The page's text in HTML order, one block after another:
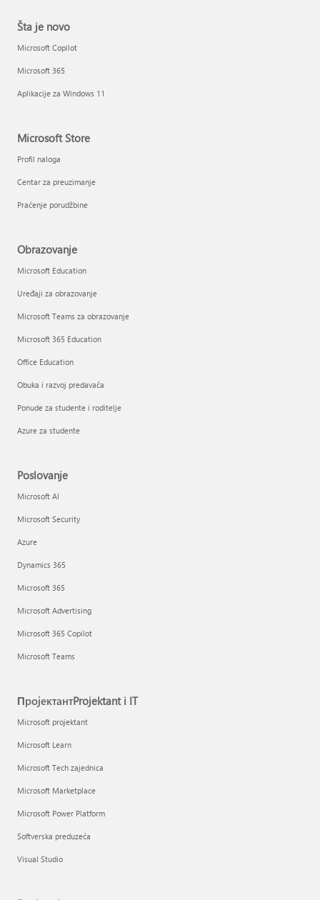
Šta je novo
Microsoft Copilot
Microsoft 365
Aplikacije za Windows 11
Microsoft Store
Profil naloga
Centar za preuzimanje
Praćenje porudžbine
Obrazovanje
Microsoft Education
Uređaji za obrazovanje
Microsoft Teams za obrazovanje
Microsoft 365 Education
Office Education
Obuka i razvoj predavača
Ponude za studente i roditelje
Azure za studente
Poslovanje
Microsoft AI
Microsoft Security
Azure
Dynamics 365
Microsoft 365
Microsoft Advertising
Microsoft 365 Copilot
Microsoft Teams
ПројектантProjektant i IT
Microsoft projektant
Microsoft Learn
Microsoft Tech zajednica
Microsoft Marketplace
Microsoft Power Platform
Softverska preduzeća
Visual Studio